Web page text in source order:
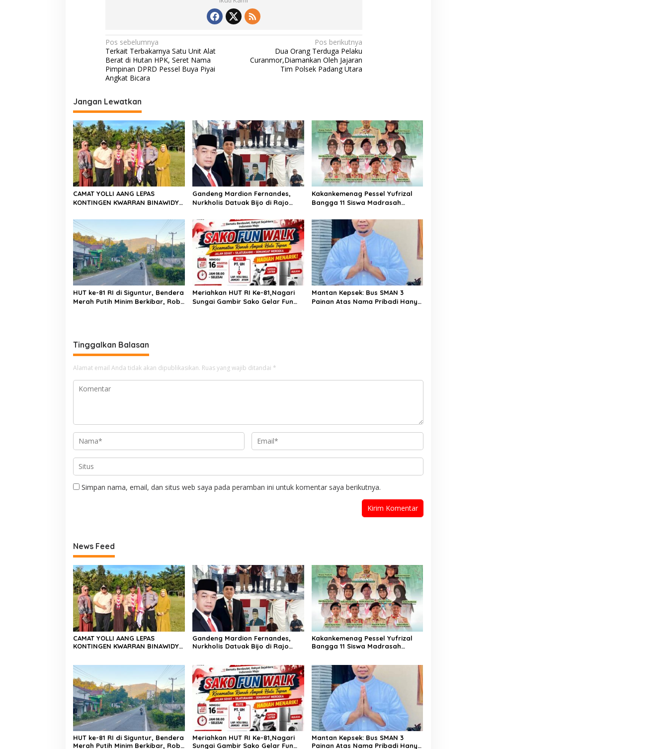
o
k
p
p
y
Li
n
k
N
a
v
i
g
a
s
i
p
o
s
Pos sebelumnya
Terkait Terbakarnya Satu Unit Alat
Berat di Hutan HPK, Seret Nama
Pimpinan DPRD Pessel Buya Piyai
Angkat Bicara
Pos berikutnya
Dua Orang Terduga Pelaku
Curanmor,Diamankan Oleh Jajaran
Tim Polsek Padang Utara
Jangan Lewatkan
CAMAT YOLLI AANG LEPAS
KONTINGEN KWARRAN BINAWIDYA
SIAGA CABANG PANCUNG SOAL
Gandeng Mardion Fernandes,
Nurkholis Datuak Bijo di Rajo
Hidup di Wilayah Koto Nan
Godang
Kakankemenag Pessel Yufrizal
Bangga 11 Siswa Madrasah
2026. Bisa Harumkan Nama
Madrasah dan Daerah
HUT ke-81 RI di Siguntur, Bendera
Merah Putih Minim Berkibar, Robi
Meriahkan HUT RI Ke-81,Nagari
Sungai Gambir Sako Gelar Fun
Mantan Kepsek: Bus SMAN 3
Painan Atas Nama Pribadi Hanya
Tinggalkan Balasan
Alamat email Anda tidak akan dipublikasikan. Ruas yang wajib ditandai *
Simpan nama, email, dan situs web saya pada peramban ini untuk komentar saya berikutnya.
News Feed
CAMAT YOLLI AANG LEPAS
KONTINGEN KWARRAN BINAWIDYA
Gandeng Mardion Fernandes,
Nurkholis Datuak Bijo di Rajo
Godang
Kakankemenag Pessel Yufrizal
Bangga 11 Siswa Madrasah
Madrasah dan Daerah
HUT ke-81 RI di Siguntur, Bendera
Merah Putih Minim Berkibar, Robi
Meriahkan HUT RI Ke-81,Nagari
Sungai Gambir Sako Gelar Fun
Mantan Kepsek: Bus SMAN 3
Painan Atas Nama Pribadi Hanya